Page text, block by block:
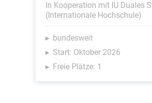
In Kooperation mit IU Duales
(Internationale Hochschule)
bundesweit
Start: Oktober 2026
Freie Plätze: 1